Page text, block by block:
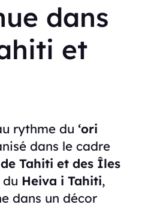
dans
et
rythme du ‘ori
dans le cadre
Tahiti et des Îles
Heiva i Tahiti,
dans un décor